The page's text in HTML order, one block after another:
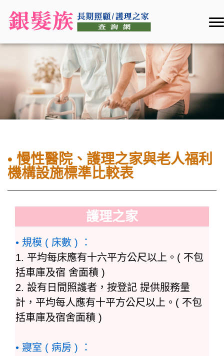
• 慢性醫院、護理之家與老人福利
機構設施標準比較表
護理之家
• 規模 ( 床數 ) ：
1. 平均每床應有十六平方公尺以上。( 不包
括車庫及宿 舍面積 )
2. 設有日間照護者，按登記 提供服務量
計，平均每人應有十平方公尺以上。( 不包
括車庫及宿舍面積 )
• 寢室 ( 病房 ) ：